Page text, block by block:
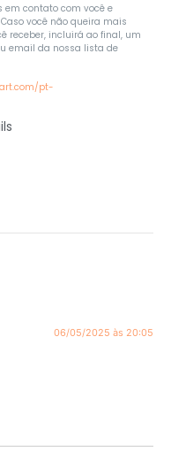
em contato com você e
você não queira mais
receber, incluirá ao final, um
email da nossa lista de
pt-
06/05/2025 às 20:05